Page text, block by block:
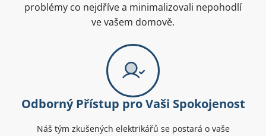
problémy co nejdříve a minimalizovali nepohodlí
ve vašem domově.
Odborný Přístup pro Vaši Spokojenost
Náš tým zkušených elektrikářů se postará o vaše